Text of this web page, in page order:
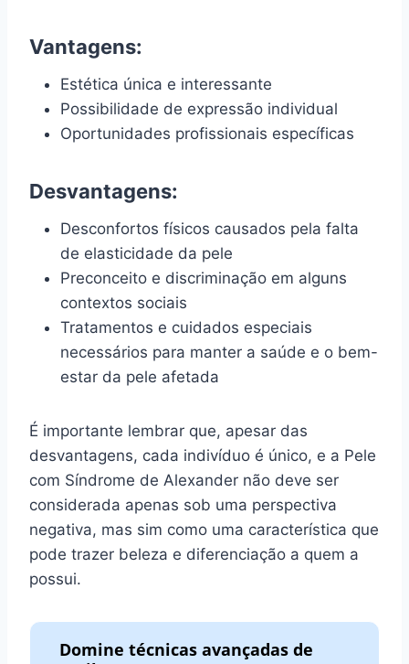
Vantagens:
Estética única e interessante
Possibilidade de expressão individual
Oportunidades profissionais específicas
Desvantagens:
Desconfortos físicos causados pela falta
de elasticidade da pele
Preconceito e discriminação em alguns
contextos sociais
Tratamentos e cuidados especiais
necessários para manter a saúde e o bem-
estar da pele afetada
É importante lembrar que, apesar das
desvantagens, cada indivíduo é único, e a Pele
com Síndrome de Alexander não deve ser
considerada apenas sob uma perspectiva
negativa, mas sim como uma característica que
pode trazer beleza e diferenciação a quem a
possui.
Domine técnicas avançadas de